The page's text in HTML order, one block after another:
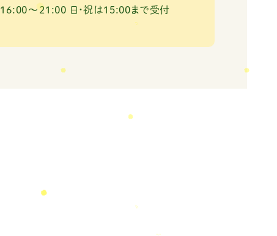
～21:00 日・祝は15:00まで受付